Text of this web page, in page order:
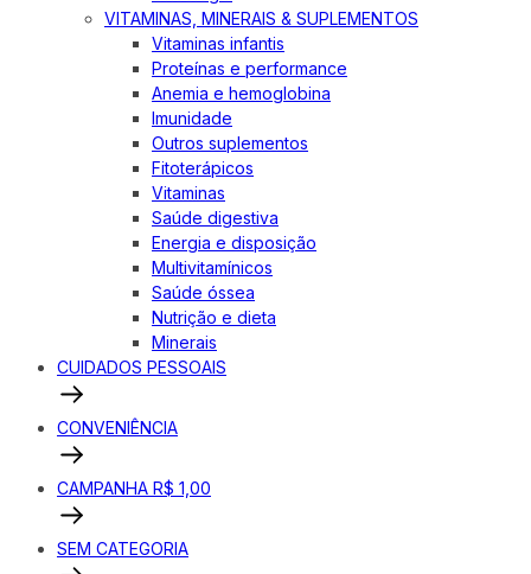
VITAMINAS, MINERAIS & SUPLEMENTOS
Vitaminas infantis
Proteínas e performance
Anemia e hemoglobina
Imunidade
Outros suplementos
Fitoterápicos
Vitaminas
Saúde digestiva
Energia e disposição
Multivitamínicos
Saúde óssea
Nutrição e dieta
Minerais
CUIDADOS PESSOAIS
CONVENIÊNCIA
CAMPANHA R$ 1,00
SEM CATEGORIA